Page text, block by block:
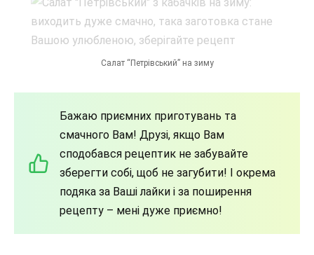
Салат “Петрівський” на зиму
Бажаю приємних приготувань та
смачного Вам! Друзі, якщо Вам
сподобався рецептик не забувайте
зберегти собі, щоб не загубити! І окрема
подяка за Ваші лайки і за поширення
рецепту – мені дуже приємно!